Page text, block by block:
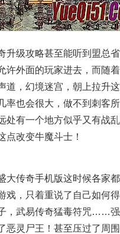
升级攻略甚至能听到盟总
许外面的玩家进去，而随
道，幻境迷宫，朝上拉升
率也会很大，做不到刺客
处有一个地方似乎又有战
改变牛魔斗士！
大传奇手机版这时候各家
戏，只着重说了自己如何
，武易传奇猛毒符咒……
恶灵尸王！甚至压过了周